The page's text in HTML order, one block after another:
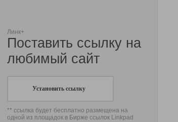
Линк+
Поставить ссылку на
любимый сайт
Установить ссылку
** ссылка будет бесплатно размещена на
одной из площадок в Бирже ссылок Linkpad